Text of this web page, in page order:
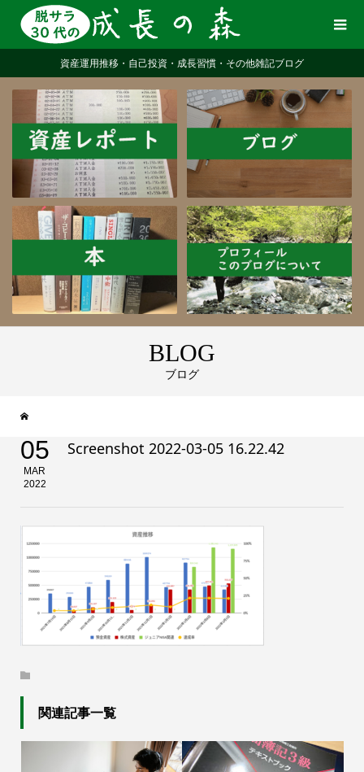
資産運用推移・自己投資・成長習慣・その他雑記ブログ
BLOG
ブログ
05
MAR
2022
Screenshot 2022-03-05 16.22.42
関連記事一覧